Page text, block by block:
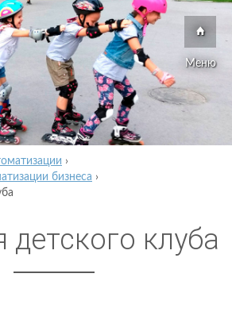
Меню
›
бизнеса ›
детского клуба